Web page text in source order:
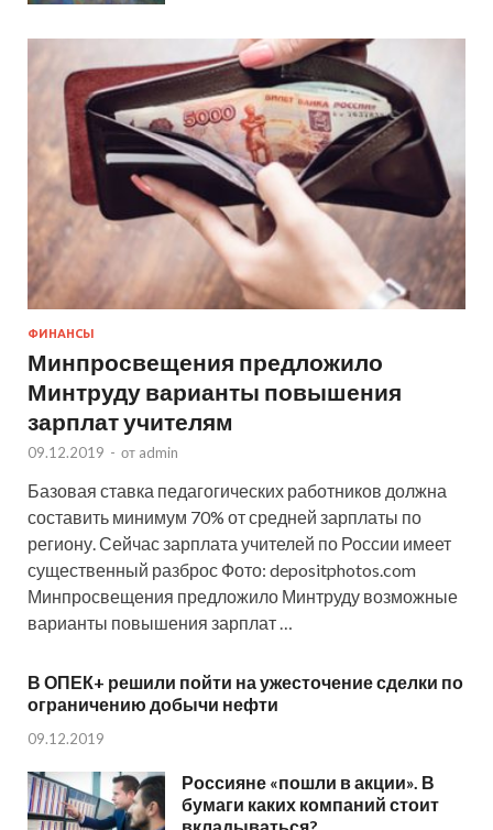
ФИНАНСЫ
Минпросвещения предложило
Минтруду варианты повышения
зарплат учителям
09.12.2019 - от admin
Базовая ставка педагогических работников должна
составить минимум 70% от средней зарплаты по
региону. Сейчас зарплата учителей по России имеет
существенный разброс Фото: depositphotos.com
Минпросвещения предложило Минтруду возможные
варианты повышения зарплат …
В ОПЕК+ решили пойти на ужесточение сделки по
ограничению добычи нефти
09.12.2019
Россияне «пошли в акции». В
бумаги каких компаний стоит